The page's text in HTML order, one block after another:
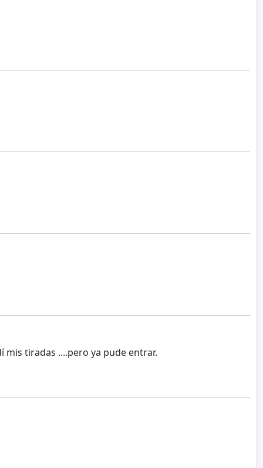
mis tiradas ....pero ya pude entrar.